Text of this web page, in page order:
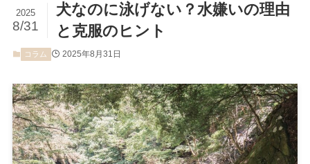
犬なのに泳げない？水嫌いの理由
と克服のヒント
2025
8/31
コラム 2025年8月31日